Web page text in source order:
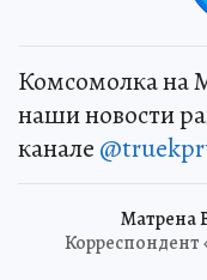
Комсомолка на
наши новости
канале